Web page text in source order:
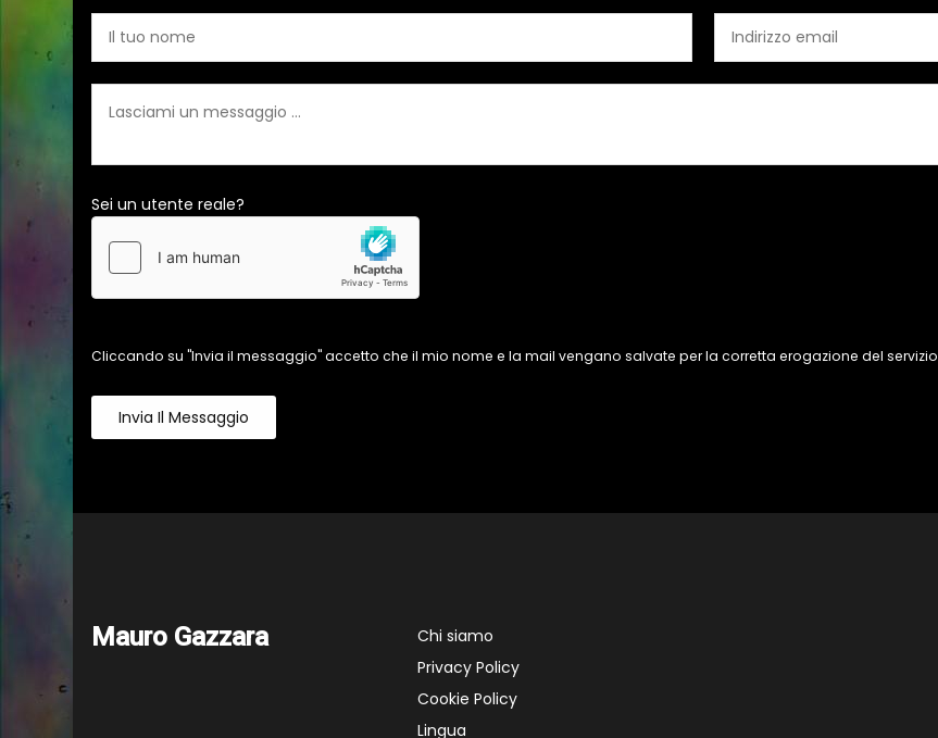
Sei un utente reale?
Cliccando su "Invia il messaggio" accetto che il mio nome e la mail vengano salvate per la corretta erogazione del servizio
Invia Il Messaggio
Mauro Gazzara
Chi siamo
Privacy Policy
Cookie Policy
Lingua